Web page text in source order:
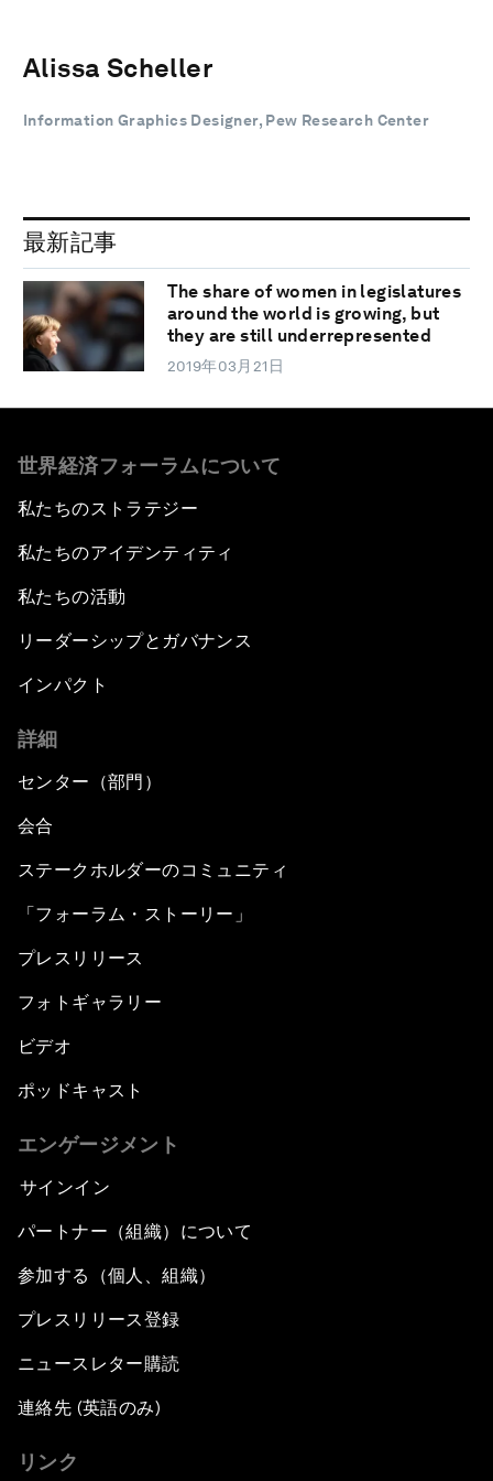
Alissa Scheller
Information Graphics Designer, Pew Research Center
最新記事
The share of women in legislatures
around the world is growing, but
they are still underrepresented
2019年03月21日
世界経済フォーラムについて
私たちのストラテジー
私たちのアイデンティティ
私たちの活動
リーダーシップとガバナンス
インパクト
詳細
センター（部門）
会合
ステークホルダーのコミュニティ
「フォーラム・ストーリー」
プレスリリース
フォトギャラリー
ビデオ
ポッドキャスト
エンゲージメント
サインイン
パートナー（組織）について
参加する（個人、組織）
プレスリリース登録
ニュースレター購読
連絡先 (英語のみ)
リンク